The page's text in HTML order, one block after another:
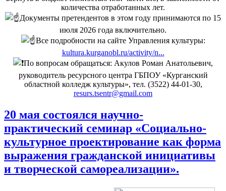
количества отработанных лет.
Документы претендентов в этом году принимаются по 15
июля 2026 года включительно.
Все подробности на сайте Управления культуры:
kultura.kurganobl.ru/activity/n...
По вопросам обращаться: Акулов Роман Анатольевич,
руководитель ресурсного центра ГБПОУ «Курганский
областной колледж культуры», тел. (3522) 44-01-30,
resurs.tsentr@gmail.com
20 мая состоялся научно-
практический семинар «Социально-
культурное проектирование как форма
выражения гражданской инициативы
и творческой самореализации».